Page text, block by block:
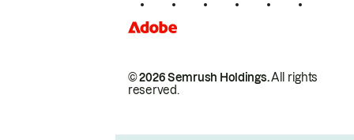
© 2026 Semrush Holdings.All rights
reserved.